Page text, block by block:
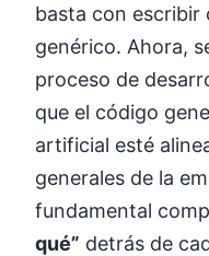
basta con
genérico. Ahora,
proceso de
que el código
artificial esté
generales de la
fundamental
qué” detrás de